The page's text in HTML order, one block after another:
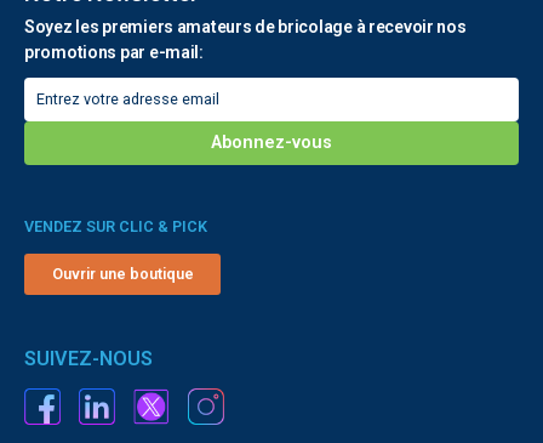
Soyez les premiers amateurs de bricolage à recevoir nos
promotions par e-mail:
VENDEZ SUR CLIC & PICK
Ouvrir une boutique
SUIVEZ-NOUS